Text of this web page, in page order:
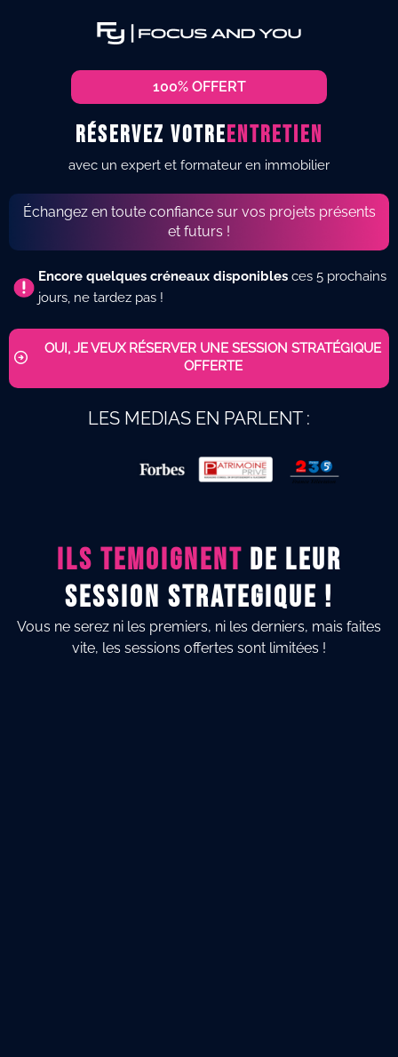
100% OFFERT
avec un expert et formateur en immobilier
Réservez votreentretien
Échangez en toute confiance sur vos projets présents
et futurs !
Encore quelques créneaux disponibles ces 5 prochains
jours, ne tardez pas !
OUI, JE VEUX RÉSERVER UNE SESSION STRATÉGIQUE
OFFERTE
LES MEDIAS EN PARLENT :
ILS TEMOIGNENT DE LEUR
SESSION STRATEGIQUE !
Vous ne serez ni les premiers, ni les derniers, mais faites
vite, les sessions offertes sont limitées !